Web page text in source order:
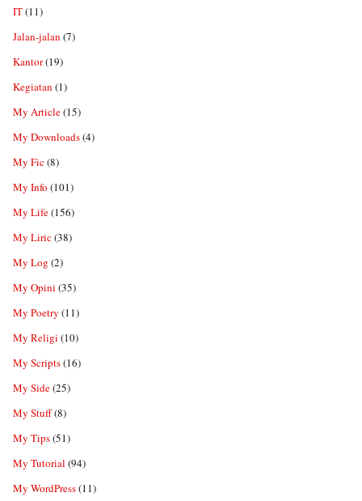
IT(11)
Jalan-jalan (7)
Kantor(19)
Kegiatan (1)
My Article(15)
My Downloads(4)
My Fic(8)
My Info (101)
My Life(156)
My Liric(38)
My Log (2)
My Opini (35)
My Poetry (11)
My Religi (10)
My Scripts(16)
My Side(25)
My Stuff(8)
My Tips(51)
My Tutorial (94)
My WordPress(11)